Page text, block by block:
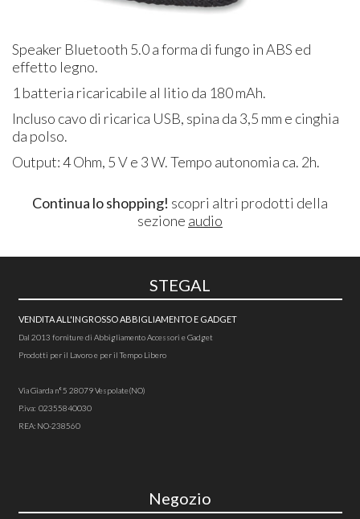
Speaker Bluetooth 5.0 a forma di fungo in ABS ed
effetto legno.
1 batteria ricaricabile al litio da 180 mAh.
Incluso cavo di ricarica USB, spina da 3,5 mm e cinghia
da polso.
Output: 4 Ohm, 5 V e 3 W. Tempo autonomia ca. 2h.
Continua lo shopping! scopri altri prodotti della
sezione audio
STEGAL
VENDITA ALL'INGROSSO ABBIGLIAMENTO E GADGET
Dal 2013 forniture di Abbigliamento Accessori e Gadget
Prodotti per il Lavoro e per il Tempo Libero
Via Giarda n°5 28079 Vespolate(NO)
P.iva: 02355840030
REA: NO-238560
Negozio